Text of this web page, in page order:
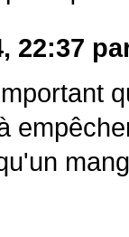
22:37